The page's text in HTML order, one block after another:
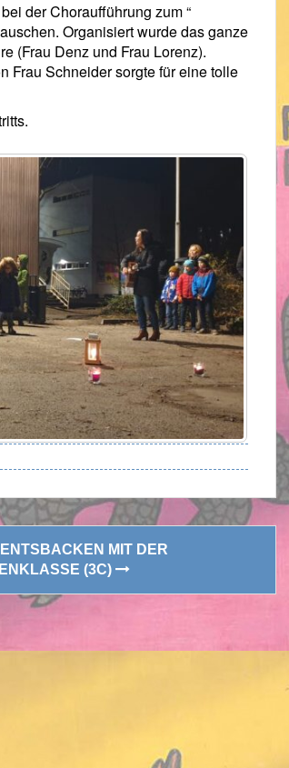
der Choraufführung zum “
Organisiert wurde das ganze
(Frau Denz und Frau Lorenz).
Frau Schneider sorgte für eine tolle
MIT DER
(3C)